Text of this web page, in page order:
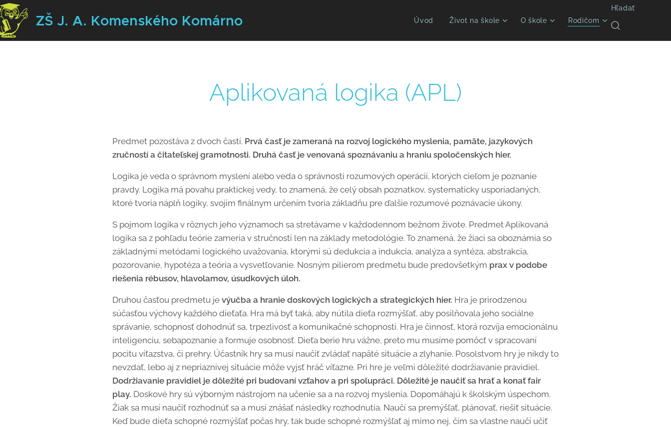
ZŠ J. A. Komenského Komárno Úvod Život na škole O škole Rodičom
Hľadať
Aplikovaná logika (APL)
Predmet pozostáva z dvoch častí. Prvá časť je zameraná na rozvoj logického myslenia, pamäte, jazykových
zručností a čitateľskej gramotnosti. Druhá časť je venovaná spoznávaniu a hraniu spoločenských hier.
Logika je veda o správnom myslení alebo veda o správnosti rozumových operácií, ktorých cieľom je poznanie
pravdy. Logika má povahu praktickej vedy, to znamená, že celý obsah poznatkov, systematicky usporiadaných,
ktoré tvoria náplň logiky, svojim finálnym určením tvoria základňu pre ďalšie rozumové poznávacie úkony.
S pojmom logika v rôznych jeho významoch sa stretávame v každodennom bežnom živote. Predmet Aplikovaná
logika sa z pohľadu teórie zameria v stručnosti len na základy metodológie. To znamená, že žiaci sa oboznámia so
základnými metódami logického uvažovania, ktorými sú dedukcia a indukcia, analýza a syntéza, abstrakcia,
pozorovanie, hypotéza a teória a vysvetľovanie. Nosným pilierom predmetu bude predovšetkým prax v podobe
riešenia rébusov, hlavolamov, úsudkových úloh.
Druhou časťou predmetu je výučba a hranie doskových logických a strategických hier. Hra je prirodzenou
súčasťou výchovy každého dieťaťa. Hra má byť taká, aby nútila dieťa rozmýšľať, aby posilňovala jeho sociálne
správanie, schopnosť dohodnúť sa, trpezlivosť a komunikačné schopnosti. Hra je činnosť, ktorá rozvíja emocionálnu
inteligenciu, sebapoznanie a formuje osobnosť. Dieťa berie hru vážne, preto mu musíme pomôcť v spracovaní
pocitu víťazstva, či prehry. Účastník hry sa musí naučiť zvládať napäté situácie a zlyhanie. Posolstvom hry je nikdy to
nevzdať, lebo aj z nepriaznivej situácie môže vyjsť hráč víťazne. Pri hre je veľmi dôležité dodržiavanie pravidiel.
Dodržiavanie pravidiel je dôležité pri budovaní vzťahov a pri spolupráci. Dôležité je naučiť sa hrať a konať fair
play. Doskové hry sú výborným nástrojom na učenie sa a na rozvoj myslenia. Dopomáhajú k školským úspechom.
Žiak sa musí naučiť rozhodnúť sa a musí znášať následky rozhodnutia. Naučí sa premýšľať, plánovať, riešiť situácie.
Keď bude dieťa schopné rozmýšľať počas hry, tak bude schopné rozmýšľať aj mimo nej, čím sa vlastne naučí učiť